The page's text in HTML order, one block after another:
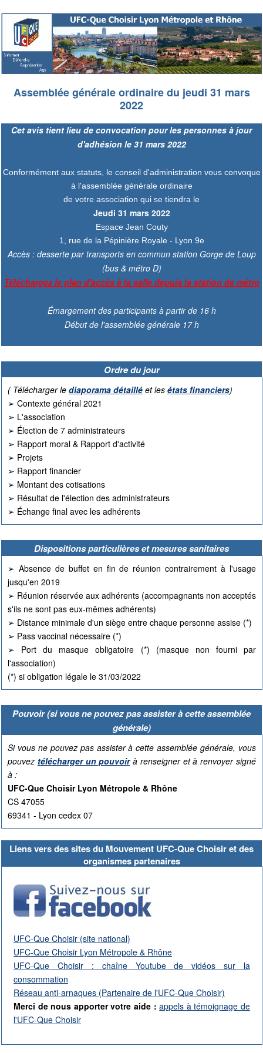
Assemblée générale ordinaire du jeudi 31 mars
2022
Cet avis tient lieu de convocation pour les personnes à jour
d'adhésion le 31 mars 2022
Conformément aux statuts, le conseil d'administration vous convoque
à l'assemblée générale ordinaire
de votre association qui se tiendra le
Jeudi 31 mars 2022
Espace Jean Couty
1, rue de la Pépinière Royale - Lyon 9e
Accès : desserte par transports en commun station Gorge de Loup
(bus & métro D)
Téléchargez le plan d'accès à la salle depuis la station de métro
Émargement des participants à partir de 16 h
Début de l'assemblée générale 17 h
Ordre du jour
( Télécharger le diaporama détaillé et les états financiers)
➢ Contexte général 2021
➢ L'association
➢ Élection de 7 administrateurs
➢ Rapport moral & Rapport d'activité
➢ Projets
➢ Rapport financier
➢ Montant des cotisations
➢ Résultat de l'élection des administrateurs
➢ Échange final avec les adhérents
Dispositions particulières et mesures sanitaires
➢ Absence de buffet en fin de réunion contrairement à l'usage
jusqu'en 2019
➢ Réunion réservée aux adhérents (accompagnants non acceptés
s'ils ne sont pas eux-mêmes adhérents)
➢ Distance minimale d'un siège entre chaque personne assise (*)
➢ Pass vaccinal nécessaire (*)
➢ Port du masque obligatoire (*) (masque non fourni par
l'association)
(*) si obligation légale le 31/03/2022
Pouvoir (si vous ne pouvez pas assister à cette assemblée
générale)
Si vous ne pouvez pas assister à cette assemblée générale, vous
pouvez télécharger un pouvoirà renseigner et à renvoyer signé
à :
UFC-Que Choisir Lyon Métropole & Rhône
CS 47055
69341 - Lyon cedex 07
Liens vers des sites du Mouvement UFC-Que Choisir et des
organismes partenaires
UFC-Que Choisir (site national)
UFC-Que Choisir Lyon Métropole & Rhône
UFC-Que Choisir : chaîne Youtube de vidéos sur la
consommation
Réseau anti-arnaques (Partenaire de l'UFC-Que Choisir)
Merci de nous apporter votre aide :appels à témoignage de
l'UFC-Que Choisir